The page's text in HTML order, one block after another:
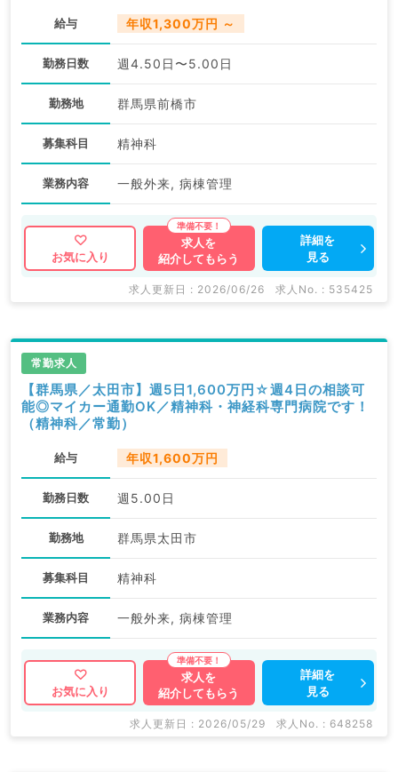
給与 年収1,300万円 ～
勤務日数 週4.50日〜5.00日
勤務地 群馬県前橋市
募集科目 精神科
業務内容 一般外来, 病棟管理
お気に入り
求人を
紹介してもらう
詳細を
見る
求人更新日 : 2026/06/26 求人No. : 535425
常勤求人
【群馬県／太田市】週5日1,600万円☆週4日の相談可
能◎マイカー通勤OK／精神科・神経科専門病院です！
（精神科／常勤）
給与 年収1,600万円
勤務日数 週5.00日
勤務地 群馬県太田市
募集科目 精神科
業務内容 一般外来, 病棟管理
お気に入り
求人を
紹介してもらう
詳細を
見る
求人更新日 : 2026/05/29 求人No. : 648258